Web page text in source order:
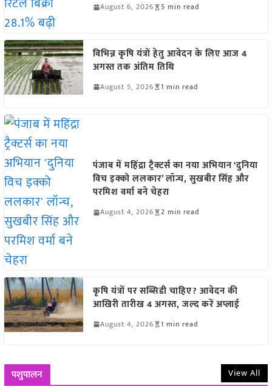
August 6, 2026 5 min read
विभिन्न कृषि यंत्रों हेतु आवेदन के लिए आज 4
अगस्त तक अंतिम तिथि
August 5, 2026 1 min read
पंजाब में महिंद्रा ट्रैक्टर्स का नया अभियान ‘दुनिया
विच इक्को ललकार’ लॉन्च, सुखबीर सिंह और
परमिश वर्मा बने चेहरा
August 4, 2026 2 min read
कृषि यंत्रों पर सब्सिडी चाहिए? आवेदन की
आखिरी तारीख 4 अगस्त, जल्द करें अप्लाई
August 4, 2026 1 min read
पशुपालन View All